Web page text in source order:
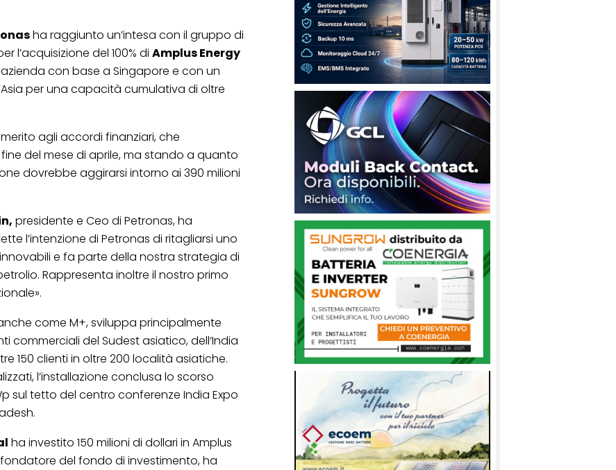
ha raggiunto un’intesa con il gruppo di
l’acquisizione del 100% di Amplus Energy
con base a Singapore e con un
per una capacità cumulativa di oltre
agli accordi finanziari, che
del mese di aprile, ma stando a quanto
dovrebbe aggirarsi intorno ai 390 milioni
presidente e Ceo di Petronas, ha
l’intenzione di Petronas di ritagliarsi uno
e fa parte della nostra strategia di
Rappresenta inoltre il nostro primo
come M+, sviluppa principalmente
commerciali del Sudest asiatico, dell’India
150 clienti in oltre 200 località asiatiche.
l’installazione conclusa lo scorso
sul tetto del centro conferenze India Expo
ha investito 150 milioni di dollari in Amplus
del fondo di investimento, ha